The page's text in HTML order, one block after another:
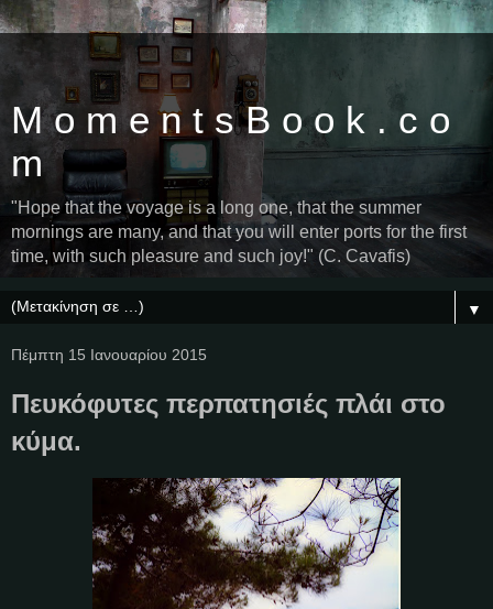
M o m e n t s B o o k . c o
m
"Hope that the voyage is a long one, that the summer
mornings are many, and that you will enter ports for the first
time, with such pleasure and such joy!" (C. Cavafis)
▼
Πέμπτη 15 Ιανουαρίου 2015
Πευκόφυτες περπατησιές πλάι στο
κύμα.